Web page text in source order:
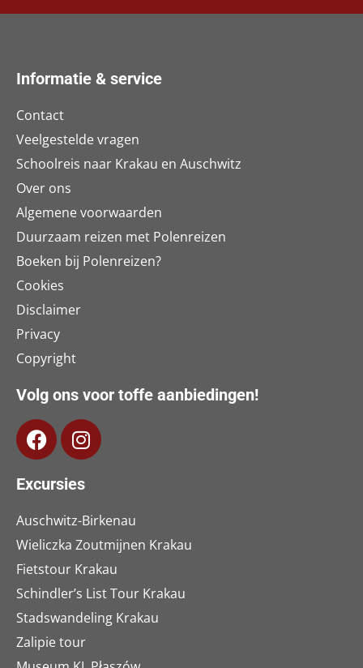
Informatie & service
Contact
Veelgestelde vragen
Schoolreis naar Krakau en Auschwitz
Over ons
Algemene voorwaarden
Duurzaam reizen met Polenreizen
Boeken bij Polenreizen?
Cookies
Disclaimer
Privacy
Copyright
Volg ons voor toffe aanbiedingen!
Excursies
Auschwitz-Birkenau
Wieliczka Zoutmijnen Krakau
Fietstour Krakau
Schindler’s List Tour Krakau
Stadswandeling Krakau
Zalipie tour